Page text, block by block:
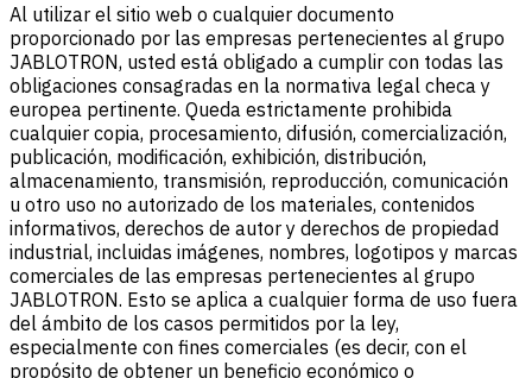
Al utilizar el sitio web o cualquier documento
proporcionado por las empresas pertenecientes al grupo
JABLOTRON, usted está obligado a cumplir con todas las
obligaciones consagradas en la normativa legal checa y
europea pertinente. Queda estrictamente prohibida
cualquier copia, procesamiento, difusión, comercialización,
publicación, modificación, exhibición, distribución,
almacenamiento, transmisión, reproducción, comunicación
u otro uso no autorizado de los materiales, contenidos
informativos, derechos de autor y derechos de propiedad
industrial, incluidas imágenes, nombres, logotipos y marcas
comerciales de las empresas pertenecientes al grupo
JABLOTRON. Esto se aplica a cualquier forma de uso fuera
del ámbito de los casos permitidos por la ley,
especialmente con fines comerciales (es decir, con el
propósito de obtener un beneficio económico o